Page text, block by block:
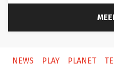
NEWS PLAY PLANET